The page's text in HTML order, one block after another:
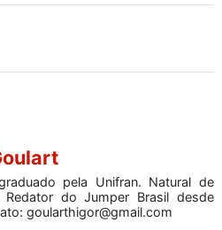
pela Unifran. Natural de
Redator do Jumper Brasil desde
goularthigor@gmail.com